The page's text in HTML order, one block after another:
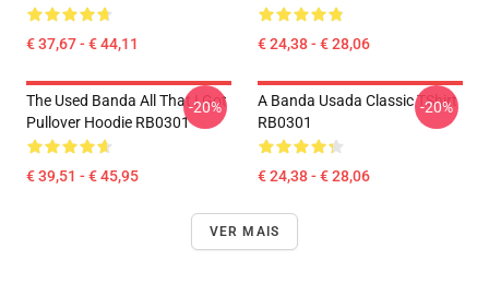
€ 37,67 - € 44,11 € 24,38 - € 28,06
The Used Banda All That I Got
Pullover Hoodie RB0301
€ 39,51 - € 45,95
-20%
A Banda Usada Classic TShirt
RB0301
€ 24,38 - € 28,06
-20%
VER MAIS